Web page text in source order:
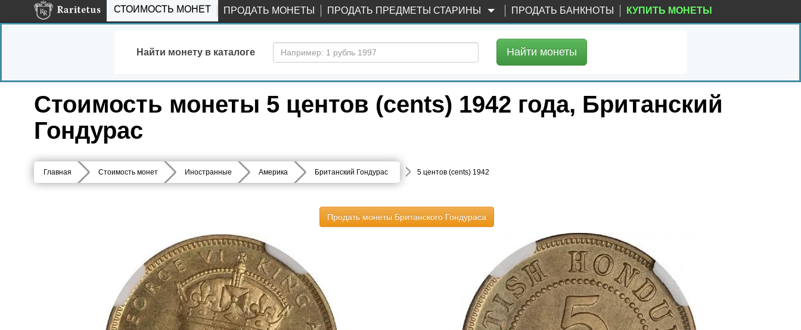
СТОИМОСТЬ МОНЕТ ПРОДАТЬ МОНЕТЫ ПРОДАТЬ ПРЕДМЕТЫ СТАРИНЫ ПРОДАТЬ БАНКНОТЫ КУПИТЬ МОНЕТЫ
Найти монету в каталоге Найти монеты
Стоимость монеты 5 центов (cents) 1942 года, Британский
Гондурас
Главная Стоимость монет Иностранные Америка Британский Гондурас 5 центов (cents) 1942
Продать монеты Британского Гондураса